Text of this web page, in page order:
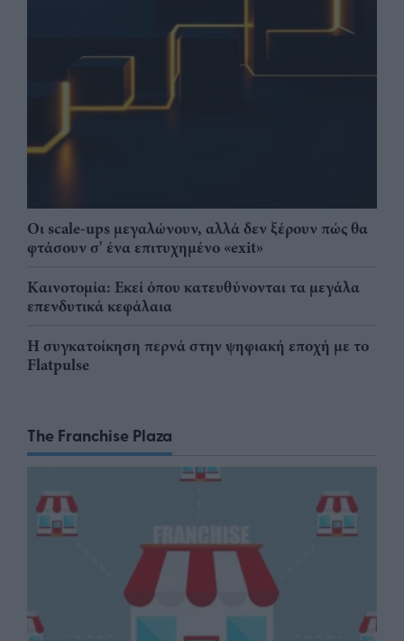
Οι scale-ups μεγαλώνουν, αλλά δεν ξέρουν πώς θα
φτάσουν σ' ένα επιτυχημένο «exit»
Καινοτομία: Εκεί όπου κατευθύνονται τα μεγάλα
επενδυτικά κεφάλαια
Η συγκατοίκηση περνά στην ψηφιακή εποχή με το
Flatpulse
The Franchise Plaza